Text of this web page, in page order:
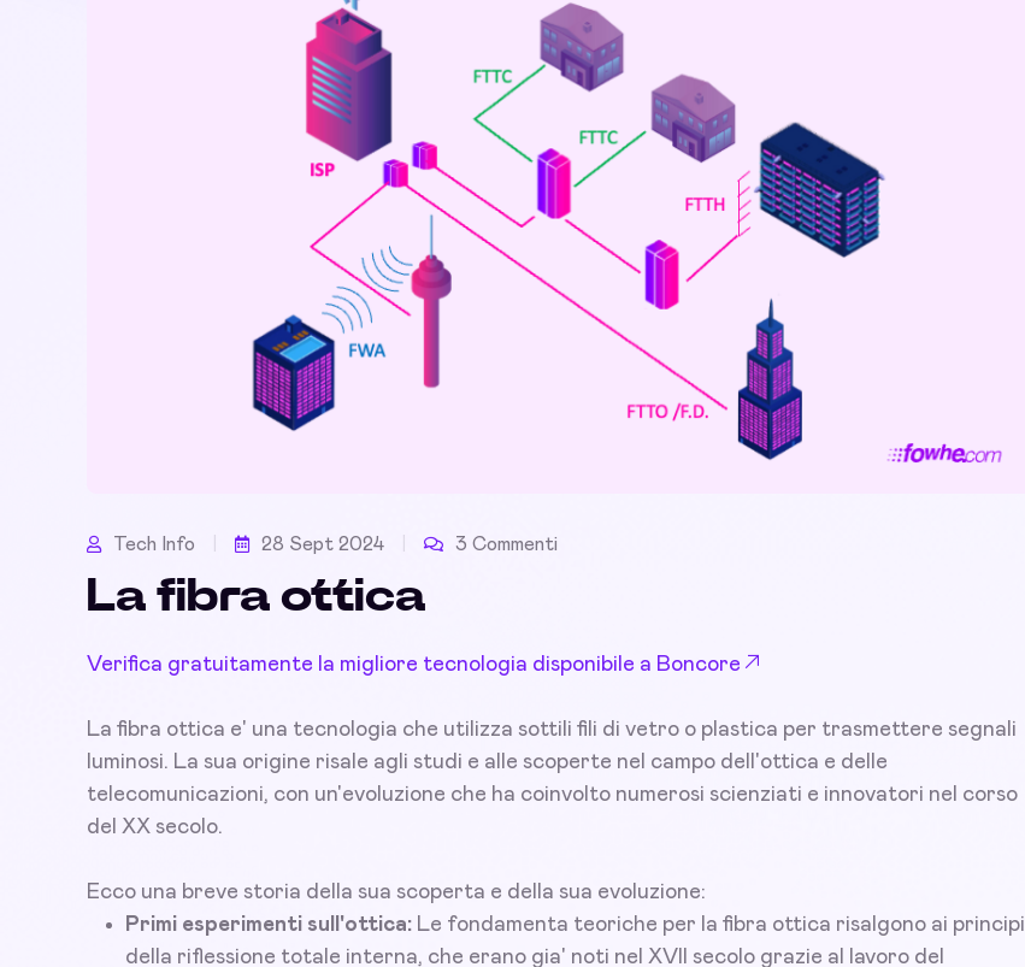
Tech Info 28 Sept 2024 3 Commenti
La fibra ottica
Verifica gratuitamente la migliore tecnologia disponibile a Boncore
La fibra ottica e' una tecnologia che utilizza sottili fili di vetro o plastica per trasmettere segnali
luminosi. La sua origine risale agli studi e alle scoperte nel campo dell'ottica e delle
telecomunicazioni, con un'evoluzione che ha coinvolto numerosi scienziati e innovatori nel corso
del XX secolo.
Ecco una breve storia della sua scoperta e della sua evoluzione:
Primi esperimenti sull'ottica: Le fondamenta teoriche per la fibra ottica risalgono ai principi
della riflessione totale interna, che erano gia' noti nel XVII secolo grazie al lavoro del